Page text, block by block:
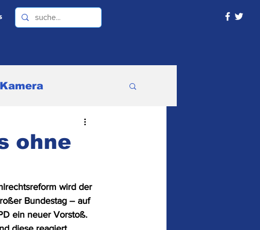
Kamera
ohne
wird der
Bundestag – auf
ein neuer Vorstoß.